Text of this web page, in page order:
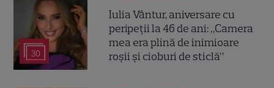
30
Iulia Vântur, aniversare cu
peripeții la 46 de ani: „Camera
mea era plină de inimioare
roșii și cioburi de sticlă”